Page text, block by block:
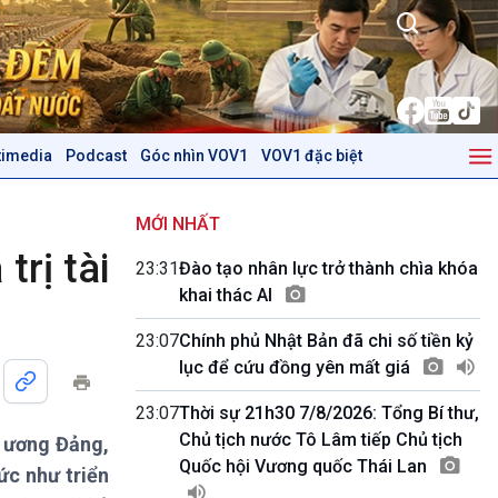
Podcast Góc nhìn VOV1 VOV1 đặc biệt
Trước giờ mở cửa
Dòng chảy Kinh tế
Tuyên chiến với gian lận
thương mại
Mùa vàng
Biển đảo Việt Nam
Tâm tình biên giới và hải
đảo
Tìm hiểu biển, đảo Việt
Nam
Podcast
Góc nhìn VOV1
Bình luận
trị tài
Đảng,
như triển
MỚI NHẤT
23:31Đào tạo nhân lực trở thành chìa khóa
khai thác AI
23:07Chính phủ Nhật Bản đã chi số tiền kỷ
lục để cứu đồng yên mất giá
23:07Thời sự 21h30 7/8/2026: Tổng Bí thư,
Chủ tịch nước Tô Lâm tiếp Chủ tịch
Quốc hội Vương quốc Thái Lan